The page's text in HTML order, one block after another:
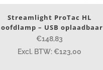
afstand (m)
Streamlight ProTac HL
– USB oplaadbaar
€148,83
Excl. BTW: €123,00